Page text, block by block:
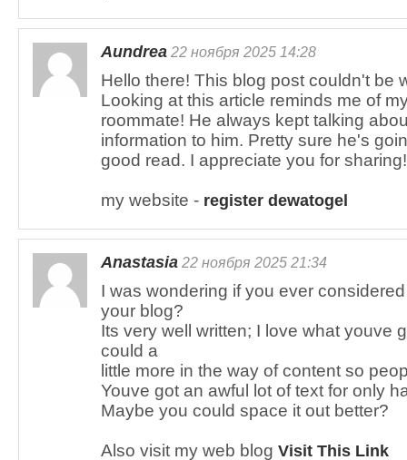
Aundrea 22 ноября 2025 14:28
Hello there! This blog post couldn't be
Looking at this article reminds me of
roommate! He always kept talking
information to him. Pretty sure he's
good read. I appreciate you for sharing!
my website - register dewatogel
Anastasia 22 ноября 2025 21:34
I was wondering if you ever
your blog?
Its very well written; I love what youve
could a
little more in the way of content so
Youve got an awful lot of text for only
Maybe you could space it out better?
Also visit my web blog Visit This Link